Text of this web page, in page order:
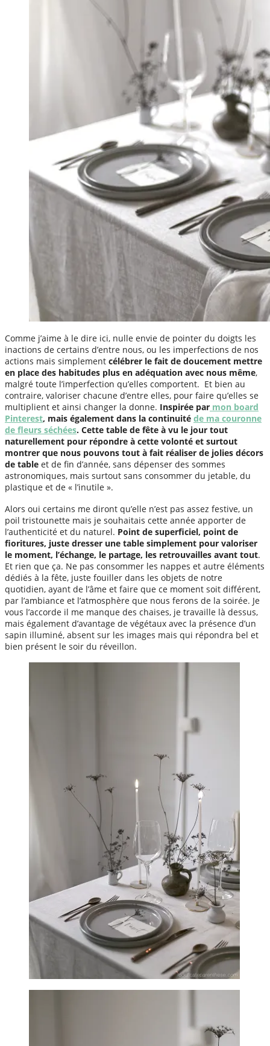
Comme j’aime à le dire ici, nulle envie de pointer du doigts les
inactions de certains d’entre nous, ou les imperfections de nos
actions mais simplement célébrer le fait de doucement mettre
en place des habitudes plus en adéquation avec nous même,
malgré toute l’imperfection qu’elles comportent. Et bien au
contraire, valoriser chacune d’entre elles, pour faire qu’elles se
multiplient et ainsi changer la donne. Inspirée par mon board
Pinterest, mais également dans la continuité de ma couronne
de fleurs séchées. Cette table de fête à vu le jour tout
naturellement pour répondre à cette volonté et surtout
montrer que nous pouvons tout à fait réaliser de jolies décors
de table et de fin d’année, sans dépenser des sommes
astronomiques, mais surtout sans consommer du jetable, du
plastique et de « l’inutile ».
Alors oui certains me diront qu’elle n’est pas assez festive, un
poil tristounette mais je souhaitais cette année apporter de
l’authenticité et du naturel. Point de superficiel, point de
fioritures, juste dresser une table simplement pour valoriser
le moment, l’échange, le partage, les retrouvailles avant tout.
Et rien que ça. Ne pas consommer les nappes et autre éléments
dédiés à la fête, juste fouiller dans les objets de notre
quotidien, ayant de l’âme et faire que ce moment soit différent,
par l’ambiance et l’atmosphère que nous ferons de la soirée. Je
vous l’accorde il me manque des chaises, je travaille là dessus,
mais également d’avantage de végétaux avec la présence d’un
sapin illuminé, absent sur les images mais qui répondra bel et
bien présent le soir du réveillon.